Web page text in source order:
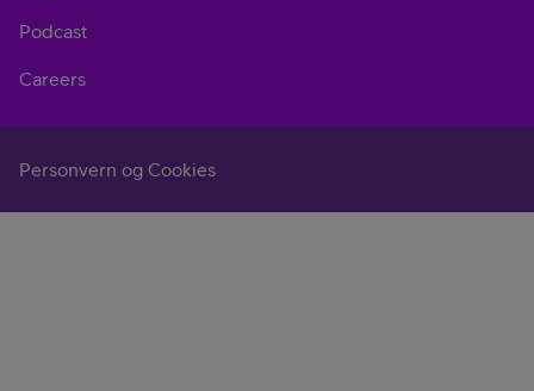
Podcast
Careers
Personvern og Cookies